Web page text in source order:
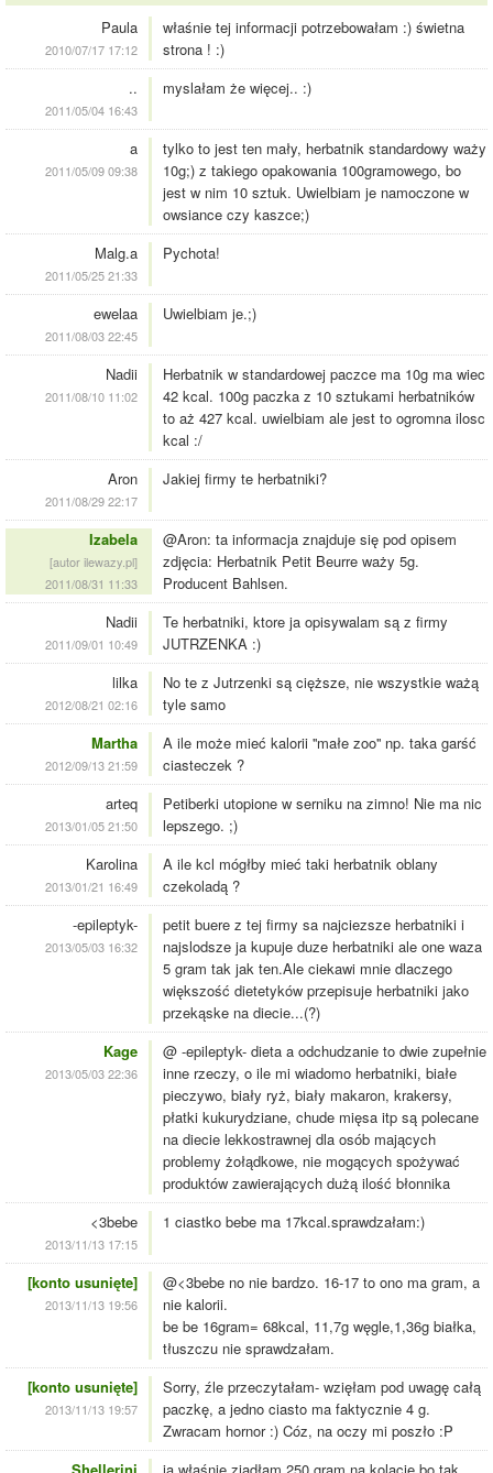
Paula
2010/07/17 17:12
właśnie tej informacji potrzebowałam :) świetna
strona ! :)
..
2011/05/04 16:43
myslałam że więcej.. :)
a
2011/05/09 09:38
tylko to jest ten mały, herbatnik standardowy waży
10g;) z takiego opakowania 100gramowego, bo
jest w nim 10 sztuk. Uwielbiam je namoczone w
owsiance czy kaszce;)
Malg.a
2011/05/25 21:33
Pychota!
ewelaa
2011/08/03 22:45
Uwielbiam je.;)
Nadii
2011/08/10 11:02
Herbatnik w standardowej paczce ma 10g ma wiec
42 kcal. 100g paczka z 10 sztukami herbatników
to aż 427 kcal. uwielbiam ale jest to ogromna ilosc
kcal :/
Aron
2011/08/29 22:17
Jakiej firmy te herbatniki?
Izabela
[autor ilewazy.pl]
2011/08/31 11:33
@Aron: ta informacja znajduje się pod opisem
zdjęcia: Herbatnik Petit Beurre waży 5g.
Producent Bahlsen.
Nadii
2011/09/01 10:49
Te herbatniki, ktore ja opisywalam są z firmy
JUTRZENKA :)
lilka
2012/08/21 02:16
No te z Jutrzenki są cięższe, nie wszystkie ważą
tyle samo
Martha
2012/09/13 21:59
A ile może mieć kalorii ''małe zoo'' np. taka garść
ciasteczek ?
arteq
2013/01/05 21:50
Petiberki utopione w serniku na zimno! Nie ma nic
lepszego. ;)
Karolina
2013/01/21 16:49
A ile kcl mógłby mieć taki herbatnik oblany
czekoladą ?
-epileptyk-
2013/05/03 16:32
petit buere z tej firmy sa najciezsze herbatniki i
najslodsze ja kupuje duze herbatniki ale one waza
5 gram tak jak ten.Ale ciekawi mnie dlaczego
większość dietetyków przepisuje herbatniki jako
przekąske na diecie...(?)
Kage
2013/05/03 22:36
@ -epileptyk- dieta a odchudzanie to dwie zupełnie
inne rzeczy, o ile mi wiadomo herbatniki, białe
pieczywo, biały ryż, biały makaron, krakersy,
płatki kukurydziane, chude mięsa itp są polecane
na diecie lekkostrawnej dla osób mających
problemy żołądkowe, nie mogących spożywać
produktów zawierających dużą ilość błonnika
<3bebe
2013/11/13 17:15
1 ciastko bebe ma 17kcal.sprawdzałam:)
[konto usunięte]
2013/11/13 19:56
@<3bebe no nie bardzo. 16-17 to ono ma gram, a
nie kalorii.
be be 16gram= 68kcal, 11,7g węgle,1,36g białka,
tłuszczu nie sprawdzałam.
[konto usunięte]
2013/11/13 19:57
Sorry, źle przeczytałam- wzięłam pod uwagę całą
paczkę, a jedno ciasto ma faktycznie 4 g.
Zwracam hornor :) Cóz, na oczy mi poszło :P